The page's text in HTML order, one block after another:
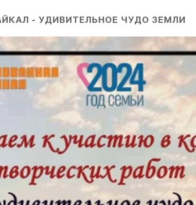
- УДИВИТЕЛЬНОЕ ЧУДО ЗЕМЛИ